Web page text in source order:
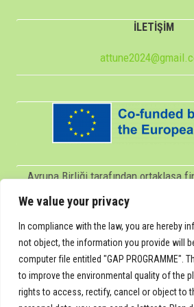
We value your privacy
In compliance with the law, you are hereby
not object, the information you provide will
computer file entitled "GAP PROGRAMME".
to improve the environmental quality of the
rights to access, rectify, cancel or object to
İLETİŞİM
Avrupa Birliği tarafından ortaklaşa
Ancak ifade edilen görüş ve
aittir ve Avrupa Birliği veya
Internacionalización de la Educación
yansıtmak zorunda değildir. Ne
bunlardan sorumlu